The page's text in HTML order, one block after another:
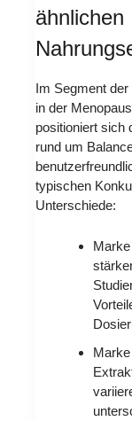
ähnlichen
Im Segment
in der
positioniert sich
rund um
typischen
Unterschiede: